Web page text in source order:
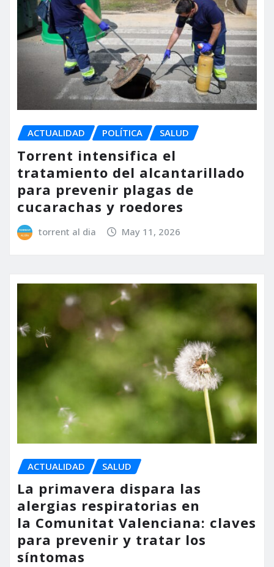
ACTUALIDAD POLÍTICA SALUD
Torrent intensifica el
tratamiento del alcantarillado
para prevenir plagas de
cucarachas y roedores
torrent al dia May 11, 2026
ACTUALIDAD SALUD
La primavera dispara las
alergias respiratorias en
la Comunitat Valenciana: claves
para prevenir y tratar los
síntomas